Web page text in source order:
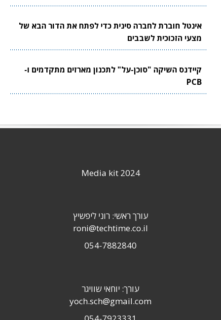
אינטל חוברת לחברה סינית כדי לפתח את הדור הבא של
מצעי הזכוכית לשבבים
קיידנס השיקה "סוכן-על" לתכנון מארזים מתקדמים ו-
PCB
Media kit 2024
עורך ראשי: רוני ליפשיץ
roni@techtime.co.il
054-7882840
עורך: יוחאי שוויגר
yoch.sch@gmail.com